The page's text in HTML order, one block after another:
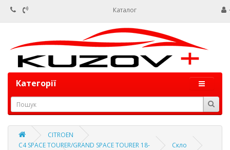
Каталог
Категорії
CITROEN
C4 SPACE TOURER/GRAND SPACE TOURER 18-
Скло